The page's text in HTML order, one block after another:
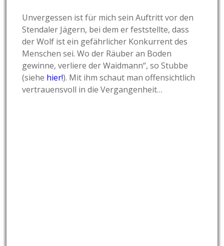
Unvergessen ist für mich sein Auftritt vor den
Stendaler Jägern, bei dem er feststellte, dass
der Wolf ist ein gefährlicher Konkurrent des
Menschen sei. Wo der Räuber an Boden
gewinne, verliere der Waidmann“, so Stubbe
(siehe hier!). Mit ihm schaut man offensichtlich
vertrauensvoll in die Vergangenheit…